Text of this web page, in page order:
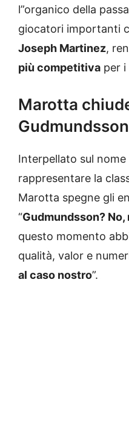
l”organico della
giocatori importanti
Joseph Martinez,
più competitiva per i
Marotta
Gudmundsson
Interpellato sul
rappresentare la
Marotta spegne gli
“Gudmundsson? No,
questo momento
qualità, valor e
al caso nostro”.